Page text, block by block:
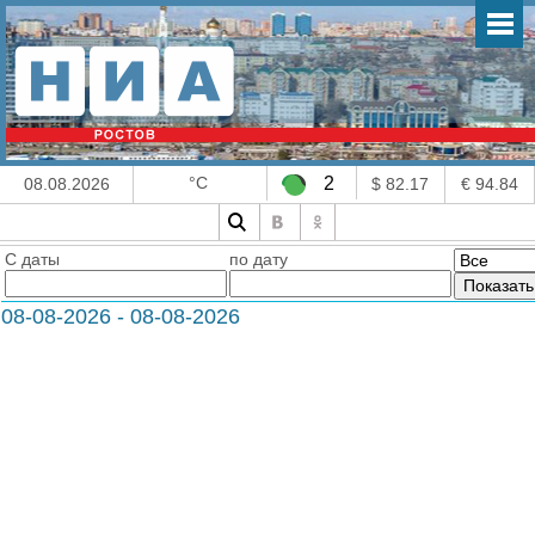
08.08.2026 °C 2 $ 82.17 € 94.84
С даты по дату
08-08-2026 - 08-08-2026